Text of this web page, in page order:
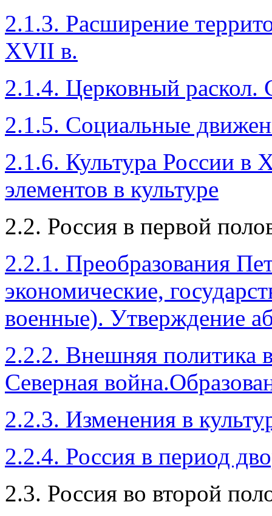
2.1.3. Расширение
XVII в.
2.1.4. Церковный раскол.
2.1.5. Социальные
2.1.6. Культура России в
элементов в культуре
2.2. Россия в первой
2.2.1. Преобразования
экономические,
военные). Утверждение
2.2.2. Внешняя политика
Северная
2.2.3. Изменения в
2.2.4. Россия в период
2.3. Россия во второй